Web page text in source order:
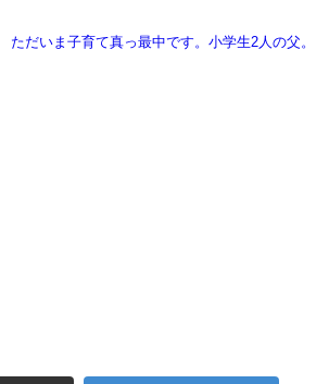
ただいま子育て真っ最中です。小学生2人の父。